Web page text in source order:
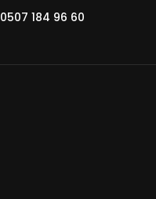
0507 184 96 60